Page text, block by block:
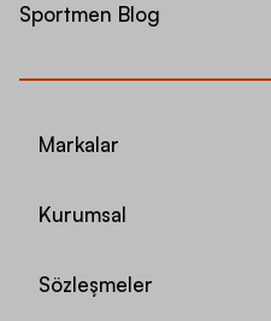
Sportmen Blog
Markalar
Kurumsal
Sözleşmeler